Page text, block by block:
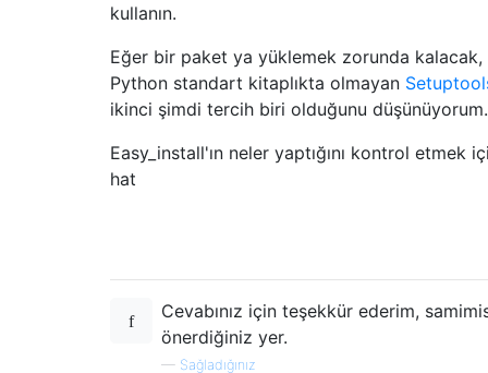
kullanın.
Eğer bir paket ya yüklemek zorunda
Python standart kitaplıkta olmayan
ikinci şimdi tercih biri olduğunu düşünüyorum.
Easy_install'ın neler yaptığını kontrol etmek
hat
Cevabınız için teşekkür ederim,
önerdiğiniz yer.
— Sağladığınız